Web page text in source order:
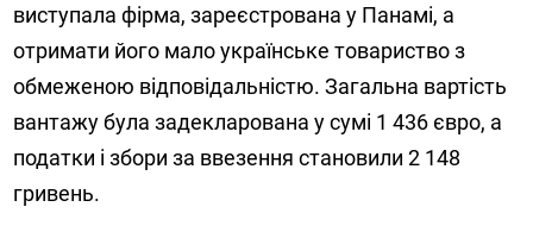
виступала фірма, зареєстрована у Панамі, а
отримати його мало українське товариство з
обмеженою відповідальністю. Загальна вартість
вантажу була задекларована у сумі 1 436 євро, а
податки і збори за ввезення становили 2 148
гривень.